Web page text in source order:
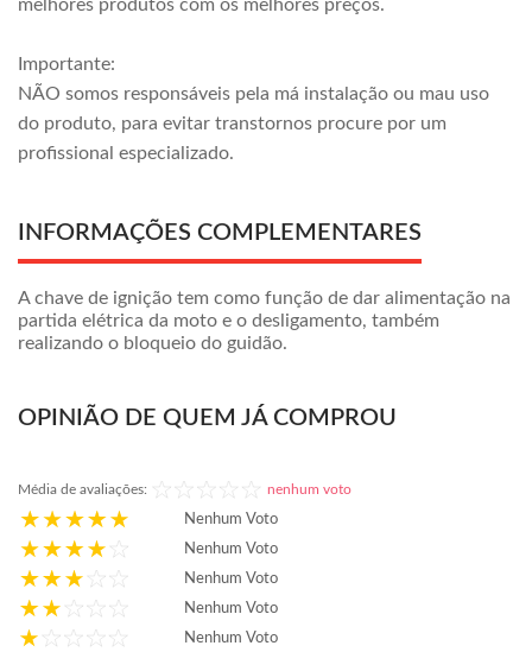
melhores produtos com os melhores preços.
Importante:
NÃO somos responsáveis pela má instalação ou mau uso
do produto, para evitar transtornos procure por um
profissional especializado.
INFORMAÇÕES COMPLEMENTARES
A chave de ignição tem como função de dar alimentação na
partida elétrica da moto e o desligamento, também
realizando o bloqueio do guidão.
OPINIÃO DE QUEM JÁ COMPROU
Média de avaliações: nenhum voto
Nenhum Voto
Nenhum Voto
Nenhum Voto
Nenhum Voto
Nenhum Voto